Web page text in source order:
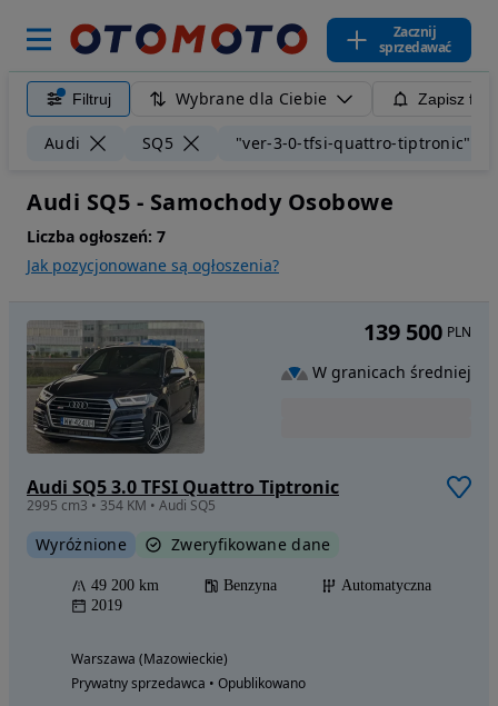
Zacznij
sprzedawać
Filtruj Wybrane dla Ciebie Zapisz
Audi SQ5 "ver-3-0-tfsi-quattro-tiptronic"
Audi SQ5 - Samochody Osobowe
Liczba ogłoszeń: 7
Jak pozycjonowane są ogłoszenia?
Audi SQ5 3.0 TFSI Quattro Tiptronic
2995 cm3 • 354 KM • Audi SQ5
Wyróżnione Zweryfikowane dane
49 200 km Benzyna
Automatyczna
2019
Warszawa (Mazowieckie)
Prywatny sprzedawca • Opublikowano
139 500 PLN
W granicach średniej